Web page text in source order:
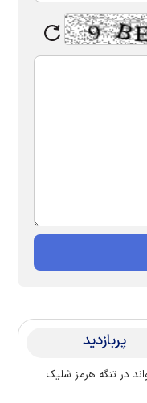
پربازدید
در تنگه هرمز شلیک